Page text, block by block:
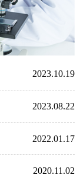
2023.10.19
2023.08.22
2022.01.17
2020.11.02